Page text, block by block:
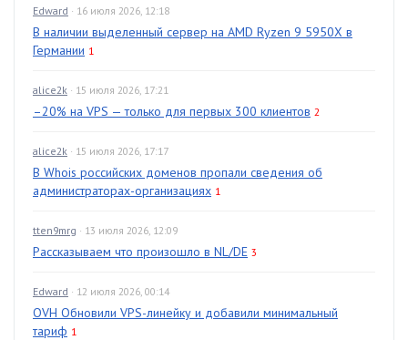
Edward · 16 июля 2026, 12:18
В наличии выделенный сервер на AMD Ryzen 9 5950X в
Германии 1
alice2k · 15 июля 2026, 17:21
–20% на VPS — только для первых 300 клиентов 2
alice2k · 15 июля 2026, 17:17
В Whois российских доменов пропали сведения об
администраторах-организациях 1
tten9mrg · 13 июля 2026, 12:09
Рассказываем что произошло в NL/DE 3
Edward · 12 июля 2026, 00:14
OVH Обновили VPS-линейку и добавили минимальный
тариф 1